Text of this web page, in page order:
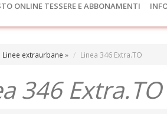
ONLINE TESSERE E ABBONAMENTI
Linee extraurbane » Linea 346 Extra.TO
346 Extra.TO